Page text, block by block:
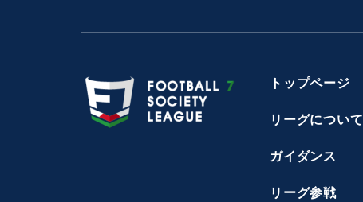
トップページ
リーグについて
ガイダンス
リーグ参戦